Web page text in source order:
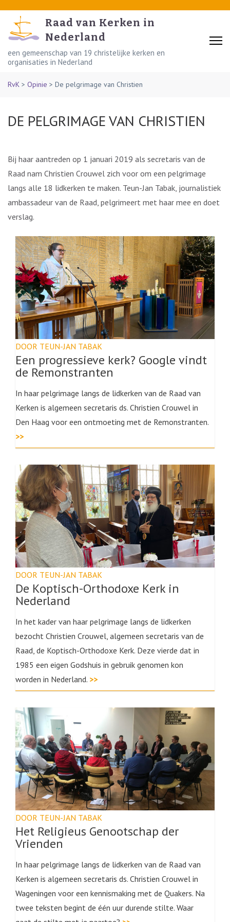
content
(Press
Enter)
Raad van Kerken in
Nederland
een gemeenschap van 19 christelijke kerken en
organisaties in Nederland
RvK > Opinie > De pelgrimage van Christien
DE PELGRIMAGE VAN CHRISTIEN
Bij haar aantreden op 1 januari 2019 als secretaris van de
Raad nam Christien Crouwel zich voor om een pelgrimage
langs alle 18 lidkerken te maken. Teun-Jan Tabak, journalistiek
ambassadeur van de Raad, pelgrimeert met haar mee en doet
verslag.
DOOR TEUN-JAN TABAK
Een progressieve kerk? Google vindt
de Remonstranten
In haar pelgrimage langs de lidkerken van de Raad van
Kerken is algemeen secretaris ds. Christien Crouwel in
Den Haag voor een ontmoeting met de Remonstranten.
>>
DOOR TEUN-JAN TABAK
De Koptisch-Orthodoxe Kerk in
Nederland
In het kader van haar pelgrimage langs de lidkerken
bezocht Christien Crouwel, algemeen secretaris van de
Raad, de Koptisch-Orthodoxe Kerk. Deze vierde dat in
1985 een eigen Godshuis in gebruik genomen kon
worden in Nederland. >>
DOOR TEUN-JAN TABAK
Het Religieus Genootschap der
Vrienden
In haar pelgrimage langs de lidkerken van de Raad van
Kerken is algemeen secretaris ds. Christien Crouwel in
Wageningen voor een kennismaking met de Quakers. Na
twee teksten begint de één uur durende stilte. Waar